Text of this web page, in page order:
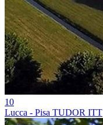
10
Lucca - Pisa TUDOR ITT